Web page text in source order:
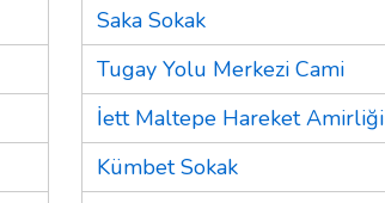
Saka Sokak
Tugay Yolu Merkezi Cami
İett Maltepe Hareket Amirliği
Kümbet Sokak